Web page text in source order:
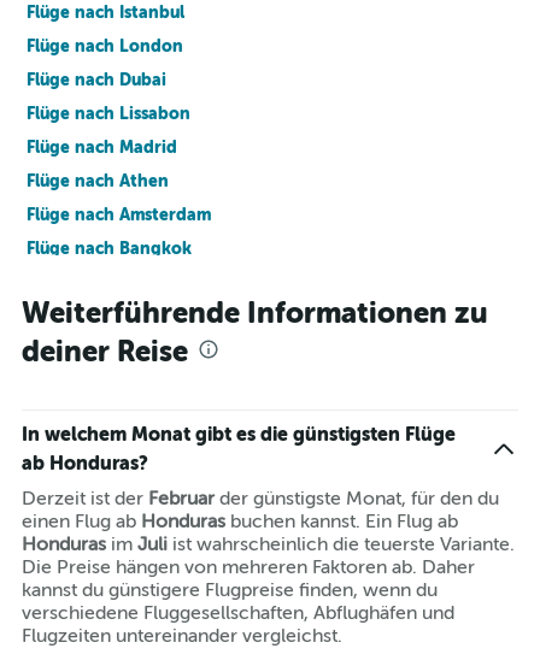
Flüge nach Istanbul
Flüge nach London
Flüge nach Dubai
Flüge nach Lissabon
Flüge nach Madrid
Flüge nach Athen
Flüge nach Amsterdam
Flüge nach Bangkok
Flüge nach New York
Flüge nach Berlin
Weiterführende Informationen zu
deiner Reise
In welchem Monat gibt es die günstigsten Flüge
ab Honduras?
Derzeit ist der Februarder günstigste Monat, für den du
einen Flug ab Honduras buchen kannst. Ein Flug ab
Honduras im Juli ist wahrscheinlich die teuerste Variante.
Die Preise hängen von mehreren Faktoren ab. Daher
kannst du günstigere Flugpreise finden, wenn du
verschiedene Fluggesellschaften, Abflughäfen und
Flugzeiten untereinander vergleichst.